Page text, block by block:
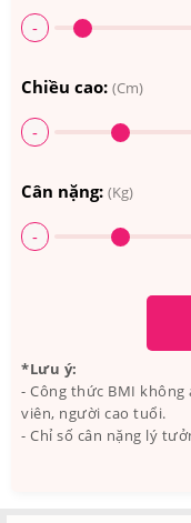
-
Chiều cao: (Cm)
-
Cân nặng: (Kg)
-
*Lưu ý:
- Công thức BMI
viên, người cao tuổi.
- Chỉ số cân nặng lý